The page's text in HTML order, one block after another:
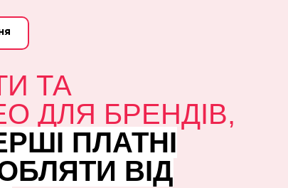
ТА
ДЛЯ БРЕНДІВ,
ПЛАТНІ
ВІД